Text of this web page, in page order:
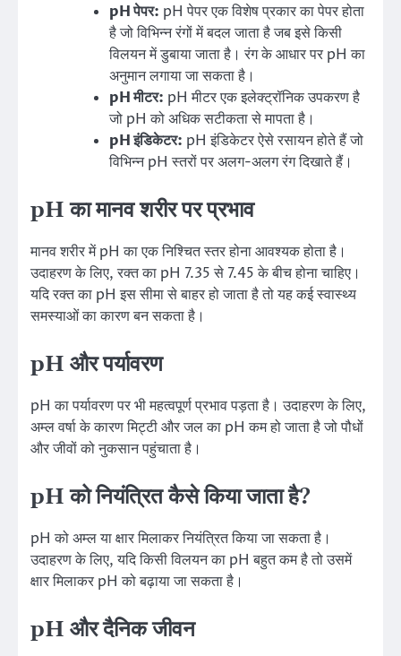
pH पेपर: pH पेपर एक विशेष प्रकार का पेपर होता
है जो विभिन्न रंगों में बदल जाता है जब इसे किसी
विलयन में डुबाया जाता है। रंग के आधार पर pH का
अनुमान लगाया जा सकता है।
pH मीटर: pH मीटर एक इलेक्ट्रॉनिक उपकरण है
जो pH को अधिक सटीकता से मापता है।
pH इंडिकेटर: pH इंडिकेटर ऐसे रसायन होते हैं जो
विभिन्न pH स्तरों पर अलग-अलग रंग दिखाते हैं।
pH का मानव शरीर पर प्रभाव
मानव शरीर में pH का एक निश्चित स्तर होना आवश्यक होता है।
उदाहरण के लिए, रक्त का pH 7.35 से 7.45 के बीच होना चाहिए।
यदि रक्त का pH इस सीमा से बाहर हो जाता है तो यह कई स्वास्थ्य
समस्याओं का कारण बन सकता है।
pH और पर्यावरण
pH का पर्यावरण पर भी महत्वपूर्ण प्रभाव पड़ता है। उदाहरण के लिए,
अम्ल वर्षा के कारण मिट्टी और जल का pH कम हो जाता है जो पौधों
और जीवों को नुकसान पहुंचाता है।
pH को नियंत्रित कैसे किया जाता है?
pH को अम्ल या क्षार मिलाकर नियंत्रित किया जा सकता है।
उदाहरण के लिए, यदि किसी विलयन का pH बहुत कम है तो उसमें
क्षार मिलाकर pH को बढ़ाया जा सकता है।
pH और दैनिक जीवन